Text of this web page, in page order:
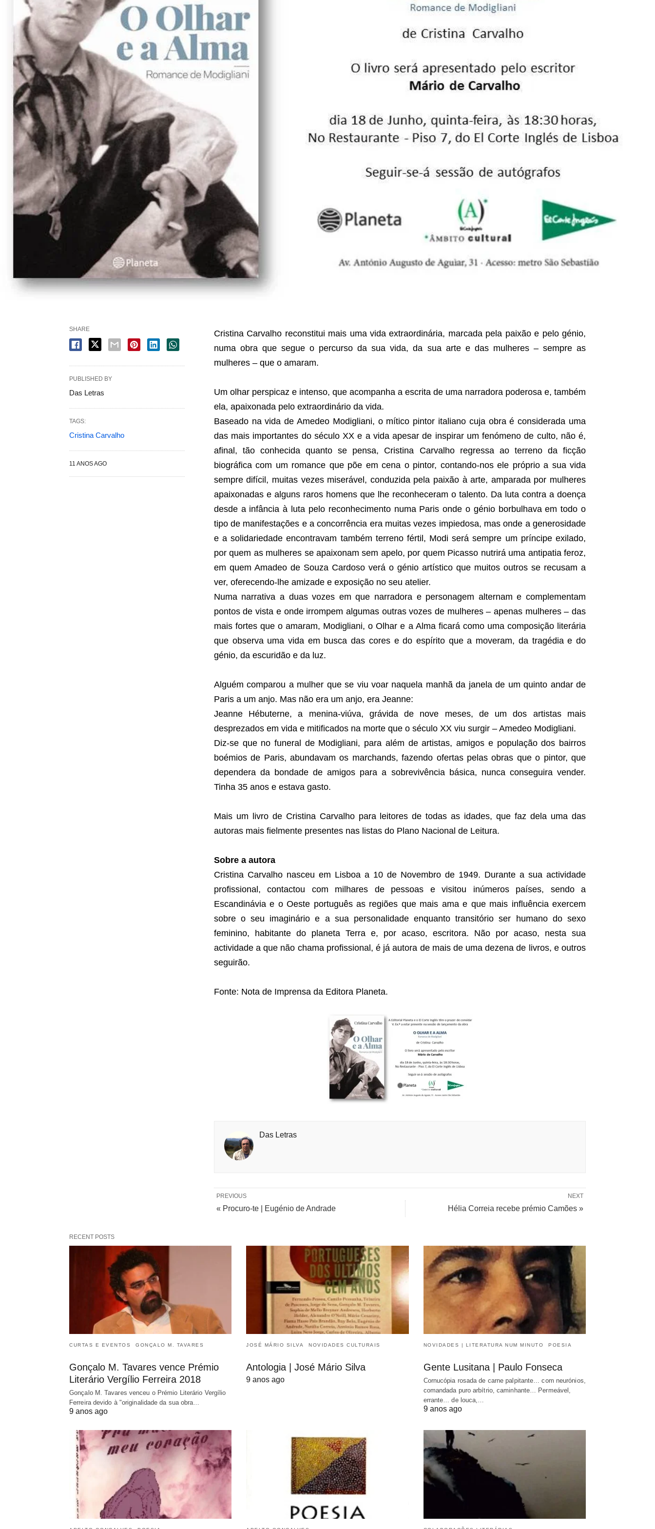
Cristina Carvalho reconstitui mais uma vida extraordinária, marcada pela paixão e pelo génio,
numa obra que segue o percurso da sua vida, da sua arte e das mulheres – sempre as
mulheres – que o amaram.
Um olhar perspicaz e intenso, que acompanha a escrita de uma narradora poderosa e, também
ela, apaixonada pelo extraordinário da vida.
Baseado na vida de Amedeo Modigliani, o mítico pintor italiano cuja obra é considerada uma
das mais importantes do século XX e a vida apesar de inspirar um fenómeno de culto, não é,
afinal, tão conhecida quanto se pensa, Cristina Carvalho regressa ao terreno da ficção
biográfica com um romance que põe em cena o pintor, contando-nos ele próprio a sua vida
sempre difícil, muitas vezes miserável, conduzida pela paixão à arte, amparada por mulheres
apaixonadas e alguns raros homens que lhe reconheceram o talento. Da luta contra a doença
desde a infância à luta pelo reconhecimento numa Paris onde o génio borbulhava em todo o
tipo de manifestações e a concorrência era muitas vezes impiedosa, mas onde a generosidade
e a solidariedade encontravam também terreno fértil, Modi será sempre um príncipe exilado,
por quem as mulheres se apaixonam sem apelo, por quem Picasso nutrirá uma antipatia feroz,
em quem Amadeo de Souza Cardoso verá o génio artístico que muitos outros se recusam a
ver, oferecendo-lhe amizade e exposição no seu atelier.
Numa narrativa a duas vozes em que narradora e personagem alternam e complementam
pontos de vista e onde irrompem algumas outras vozes de mulheres – apenas mulheres – das
mais fortes que o amaram, Modigliani, o Olhar e a Alma ficará como uma composição literária
que observa uma vida em busca das cores e do espírito que a moveram, da tragédia e do
génio, da escuridão e da luz.
Alguém comparou a mulher que se viu voar naquela manhã da janela de um quinto andar de
Paris a um anjo. Mas não era um anjo, era Jeanne:
Jeanne Hébuterne, a menina-viúva, grávida de nove meses, de um dos artistas mais
desprezados em vida e mitificados na morte que o século XX viu surgir – Amedeo Modigliani.
Diz-se que no funeral de Modigliani, para além de artistas, amigos e população dos bairros
boémios de Paris, abundavam os marchands, fazendo ofertas pelas obras que o pintor, que
dependera da bondade de amigos para a sobrevivência básica, nunca conseguira vender.
Tinha 35 anos e estava gasto.
Mais um livro de Cristina Carvalho para leitores de todas as idades, que faz dela uma das
autoras mais fielmente presentes nas listas do Plano Nacional de Leitura.
Sobre a autora
Cristina Carvalho nasceu em Lisboa a 10 de Novembro de 1949. Durante a sua actividade
profissional, contactou com milhares de pessoas e visitou inúmeros países, sendo a
Escandinávia e o Oeste português as regiões que mais ama e que mais influência exercem
sobre o seu imaginário e a sua personalidade enquanto transitório ser humano do sexo
feminino, habitante do planeta Terra e, por acaso, escritora. Não por acaso, nesta sua
actividade a que não chama profissional, é já autora de mais de uma dezena de livros, e outros
seguirão.
Fonte: Nota de Imprensa da Editora Planeta.
Das Letras
NEXT
Hélia Correia recebe prémio Camões »
PREVIOUS
« Procuro-te | Eugénio de Andrade
SHARE
PUBLISHED BY
Das Letras
TAGS:
Cristina Carvalho
11 ANOS AGO
RECENT POSTS
CURTAS E EVENTOS GONÇALO M. TAVARES
Gonçalo M. Tavares vence Prémio
Literário Vergílio Ferreira 2018
Gonçalo M. Tavares venceu o Prémio Literário Vergílio
Ferreira devido à "originalidade da sua obra…
9 anos ago
JOSÉ MÁRIO SILVA NOVIDADES CULTURAIS
Antologia | José Mário Silva
9 anos ago
NOVIDADES | LITERATURA NUM MINUTO POESIA
Gente Lusitana | Paulo Fonseca
Cornucópia rosada de carne palpitante… com neurónios,
comandada puro arbítrio, caminhante… Permeável,
errante… de louca,…
9 anos ago